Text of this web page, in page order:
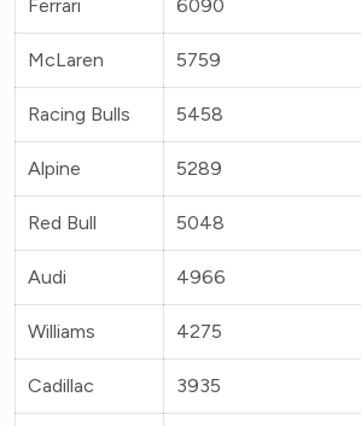
Ferrari 6090
McLaren 5759
Racing Bulls 5458
Alpine 5289
Red Bull 5048
Audi 4966
Williams 4275
Cadillac 3935